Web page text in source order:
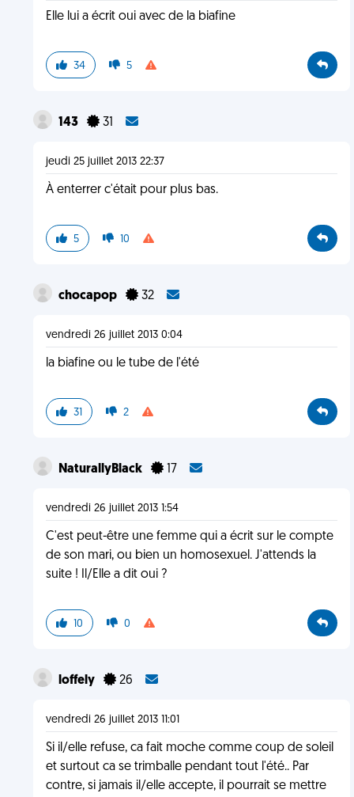
Elle lui a écrit oui avec de la biafine
34 5
143 31
jeudi 25 juillet 2013 22:37
À enterrer c'était pour plus bas.
5 10
chocapop 32
vendredi 26 juillet 2013 0:04
la biafine ou le tube de l'été
31 2
NaturallyBlack 17
vendredi 26 juillet 2013 1:54
C'est peut-être une femme qui a écrit sur le compte
de son mari, ou bien un homosexuel. J'attends la
suite ! Il/Elle a dit oui ?
10 0
loffely 26
vendredi 26 juillet 2013 11:01
Si il/elle refuse, ca fait moche comme coup de soleil
et surtout ca se trimballe pendant tout l'été.. Par
contre, si jamais il/elle accepte, il pourrait se mettre